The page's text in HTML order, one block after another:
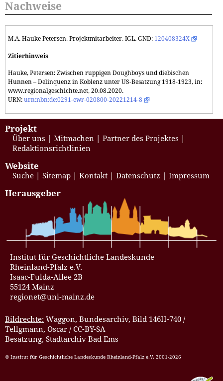
Nachweise
M.A. Hauke Petersen, Projektmitarbeiter, IGL. GND: 120408324X
Zitierhinweis
Hauke, Petersen: Zwischen ruppigen Doughboys und diebischen
Hunnen – Delinquenz in Koblenz unter US-Besatzung 1918-1923, in:
www.regionalgeschichte.net, 20.08.2020.
URN: urn:nbn:de:0291-ewr-020800-20221214-8
Projekt
Über uns Mitmachen
Partner des Projektes
Redaktionsrichtlinien
Website
Suche Sitemap Kontakt Datenschutz Impressum
Herausgeber
Institut für Geschichtliche Landeskunde
Rheinland-Pfalz e.V.
Isaac-Fulda-Allee 2B
55124 Mainz
regionet@uni-mainz.de
Bildrechte: Waggon, Bundesarchiv, Bild 146II-740 /
Tellgmann, Oscar / CC-BY-SA
Besatzung, Stadtarchiv Bad Ems
© Institut für Geschichtliche Landeskunde Rheinland-Pfalz e.V. 2001-2026